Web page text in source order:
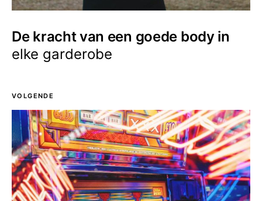
De kracht van een goede body in
elke garderobe
VOLGENDE